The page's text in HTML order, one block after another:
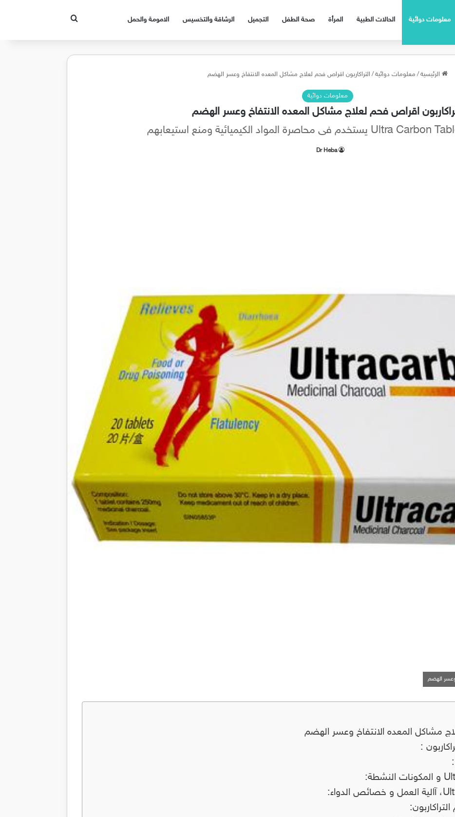
معلومات دوائية الحالات الطبية المرأة صحة الطفل التجميل الرشاقة والتخسيس الامومة والحمل
الرئيسية / معلومات دوائية / التراكاربون اقراص فحم لعلاج مشاكل المعده الانتفاخ وعسر الهضم
معلومات دوائية
اقراص فحم لعلاج مشاكل المعده الانتفاخ وعسر الهضم
Dr Heba
وعسر الهضم
مشاكل المعده الانتفاخ وعسر الهضم
: